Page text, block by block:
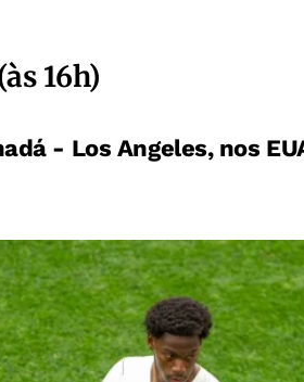
16h)
- Los Angeles, nos